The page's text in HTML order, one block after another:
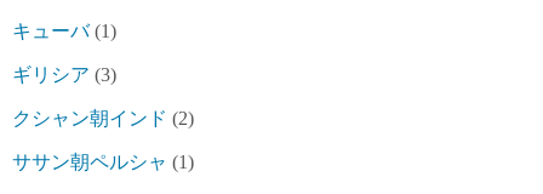
キューバ(1)
ギリシア (3)
クシャン朝インド (2)
ササン朝ペルシャ (1)